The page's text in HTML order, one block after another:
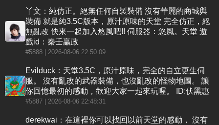
丫文：純仿正。絕無任何自製裝備 沒有華麗的商城與
裝備 就是純3.5C版本，原汁原味的天堂 完全仿正，絕
無亂改 快來一起加入悠風吧!! 伺服器：悠風。天堂 遊
戲id：秦壬臝政
#5888 | 2026-08-06 22:50:09
Evilduck：天堂3.5C，原汁原味，完全的自立更生伺
服。 沒有亂改的武器裝備，也沒亂改的怪物地圖。 讓
你回憶最初的感動，歡迎大家一起來玩喔。 ID:伏黑惠
#5887 | 2026-08-06 22:48:31
derekwai：在這裡你可以找回以前天堂的感動， 沒有